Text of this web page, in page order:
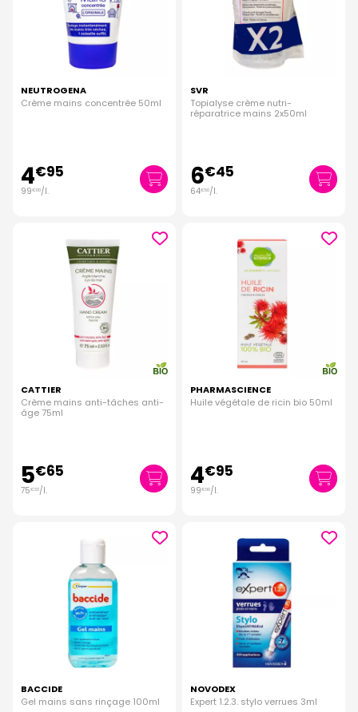
NEUTROGENA
Crème mains concentrée 50ml
4€95
99€00/l.
SVR
Topialyse crème nutri-
réparatrice mains 2x50ml
6€45
64€50/l.
CATTIER
Crème mains anti-tâches anti-
âge 75ml
5€65
75€33/l.
PHARMASCIENCE
Huile végétale de ricin bio 50ml
4€95
99€00/l.
BACCIDE
Gel mains sans rinçage 100ml
NOVODEX
Expert 1.2.3. stylo verrues 3ml